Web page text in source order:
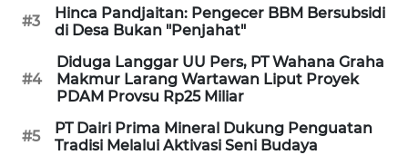
#3
Hinca Pandjaitan: Pengecer BBM Bersubsidi
di Desa Bukan "Penjahat"
#4
Diduga Langgar UU Pers, PT Wahana Graha
Makmur Larang Wartawan Liput Proyek
PDAM Provsu Rp25 Miliar
#5
PT Dairi Prima Mineral Dukung Penguatan
Tradisi Melalui Aktivasi Seni Budaya
KARING
JURNAL